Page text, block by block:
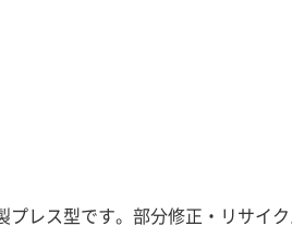
プレス型です。部分修正・リサイ